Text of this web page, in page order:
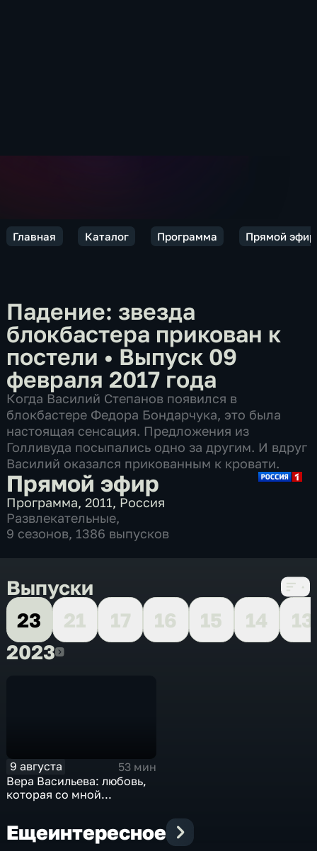
Главная Каталог Программа Прямой эфир
Падение: звезда
блокбастера прикован к
постели • Выпуск 09
февраля 2017 года
Когда Василий Степанов появился в
блокбастере Федора Бондарчука, это была
настоящая сенсация. Предложения из
Голливуда посыпались одно за другим. И вдруг
Василий оказался прикованным к кровати.
Прямой эфир
Программа,2011, Россия
Развлекательные,
9 сезонов, 1386 выпусков
Выпуски
23
21 17 16 15 14
13
20232023
9 августа
53 мин
Вера Васильева: любовь,
которая со мной...
Ещеинтересное